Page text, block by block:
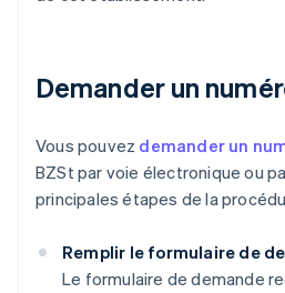
Demander un
Vous pouvez demander un
BZSt par voie électronique ou
principales étapes de la
Remplir le formulaire de
Le formulaire de demande